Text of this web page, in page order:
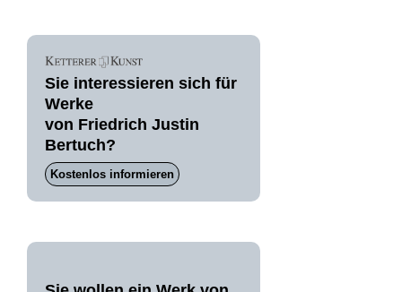
Sie interessieren sich für
Werke
von Friedrich Justin
Bertuch?
Kostenlos informieren